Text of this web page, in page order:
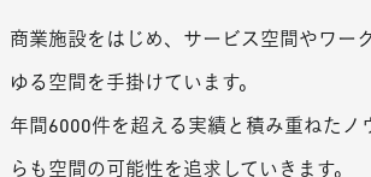
商業施設をはじめ、サービス空間やワー
ゆる空間を手掛けています。
年間6000件を超える実績と積み重ねたノ
らも空間の可能性を追求していきます。